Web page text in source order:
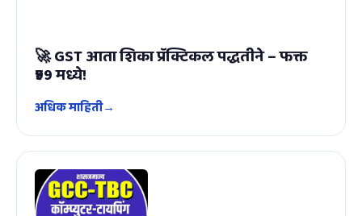
🚀 GST आता शिका प्रॅक्टिकल पद्धतीने – फक्त
₹99 मध्ये!
अधिक माहिती